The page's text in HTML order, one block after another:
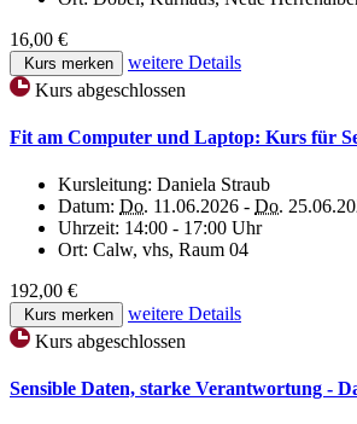
16,00 €
Kurs merken
weitere Details
Kurs abgeschlossen
Fit am Computer und Laptop: Kurs für
Kursleitung: Daniela Straub
Datum: Do. 11.06.2026 - Do.
Uhrzeit: 14:00 - 17:00 Uhr
Ort: Calw, vhs, Raum 04
192,00 €
Kurs merken
weitere Details
Kurs abgeschlossen
Sensible Daten, starke Verantwortung -